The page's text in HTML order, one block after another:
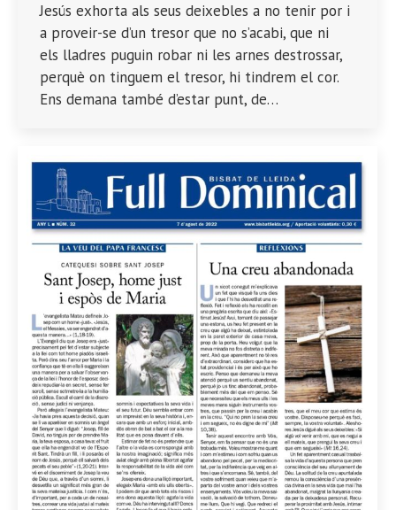
Jesús exhorta als seus deixebles a no tenir por i
a proveir-se d’un tresor que no s’acabi, que ni
els lladres puguin robar ni les arnes destrossar,
perquè on tinguem el tresor, hi tindrem el cor.
Ens demana també d’estar punt, de…